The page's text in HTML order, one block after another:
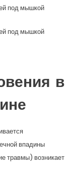
в
впадины
травмы) возникает